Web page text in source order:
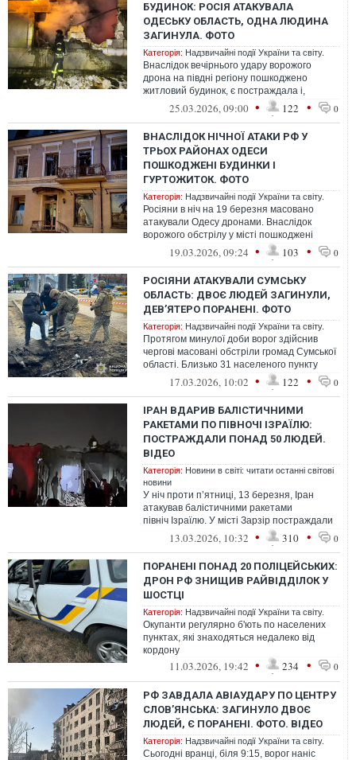
БУДИНОК: РОСІЯ АТАКУВАЛА
ОДЕСЬКУ ОБЛАСТЬ, ОДНА ЛЮДИНА
ЗАГИНУЛА. ФОТО
Категорія: Надзвичайні події України та світу.
Внаслідок вечірнього удару ворожого
дрона на півдні регіону пошкоджено
житловий будинок, є постраждала і,
ймовірно, ще одна людина під завалами
25.03.2026, 09:00 • 122 • 0
ВНАСЛІДОК НІЧНОЇ АТАКИ РФ У
ТРЬОХ РАЙОНАХ ОДЕСИ
ПОШКОДЖЕНІ БУДИНКИ І
ГУРТОЖИТОК. ФОТО
Категорія: Надзвичайні події України та світу.
Росіяни в ніч на 19 березня масовано
атакували Одесу дронами. Внаслідок
ворожого обстрілу у місті пошкоджені
понад десяток будинків, гуртожиток
19.03.2026, 09:24 • 103 • 0
РОСІЯНИ АТАКУВАЛИ СУМСЬКУ
ОБЛАСТЬ: ДВОЄ ЛЮДЕЙ ЗАГИНУЛИ,
ДЕВʼЯТЕРО ПОРАНЕНІ. ФОТО
Категорія: Надзвичайні події України та світу.
Протягом минулої доби ворог здійснив
чергові масовані обстріли громад Сумської
області. Близько 31 населеного пункту
області потрапили під ворожий вог...
17.03.2026, 10:02 • 122 • 0
ІРАН ВДАРИВ БАЛІСТИЧНИМИ
РАКЕТАМИ ПО ПІВНОЧІ ІЗРАЇЛЮ:
ПОСТРАЖДАЛИ ПОНАД 50 ЛЮДЕЙ.
ВІДЕО
Категорія: Новини в світі: читати останні світові
новини
У ніч проти п’ятниці, 13 березня, Іран
атакував балістичними ракетами
північ Ізраїлю. У місті Зарзір постраждали
57 людей13.03.2026, 10:32 • 310 • 0
ПОРАНЕНІ ПОНАД 20 ПОЛІЦЕЙСЬКИХ:
ДРОН РФ ЗНИЩИВ РАЙВІДДІЛОК У
ШОСТЦІ
Категорія: Надзвичайні події України та світу.
Окупанти регулярно б'ють по населених
пунктах, які знаходяться недалеко від
кордону
11.03.2026, 19:42 • 234 • 0
РФ ЗАВДАЛА АВІАУДАРУ ПО ЦЕНТРУ
СЛОВ’ЯНСЬКА: ЗАГИНУЛО ДВОЄ
ЛЮДЕЙ, Є ПОРАНЕНІ. ФОТО. ВІДЕО
Категорія: Надзвичайні події України та світу.
Сьогодні вранці, біля 9:15, ворог наніс